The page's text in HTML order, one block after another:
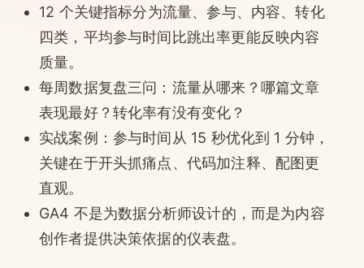
12 个关键指标分为流量、参与、内容、转化
四类，平均参与时间比跳出率更能反映内容
质量。
每周数据复盘三问：流量从哪来？哪篇文章
表现最好？转化率有没有变化？
实战案例：参与时间从 15 秒优化到 1 分钟，
关键在于开头抓痛点、代码加注释、配图更
直观。
GA4 不是为数据分析师设计的，而是为内容
创作者提供决策依据的仪表盘。